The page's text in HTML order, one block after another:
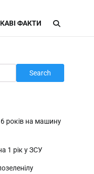
ФАКТИ
Search
років на машину
1 рік у ЗСУ